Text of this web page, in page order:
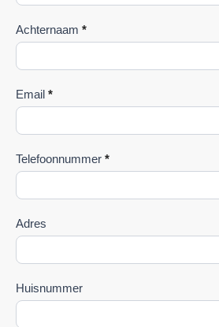
Achternaam *
Email *
Telefoonnummer *
Adres
Huisnummer